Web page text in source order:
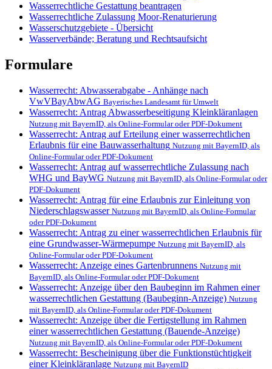
Wasserrechtliche Gestattung beantragen
Wasserrechtliche Zulassung Moor-Renaturierung
Wasserschutzgebiete - Übersicht
Wasserverbände; Beratung und Rechtsaufsicht
Formulare
Wasserrecht: Abwasserabgabe - Anhänge nach
VwVBayAbwAG Bayerisches Landesamt für Umwelt
Wasserrecht: Antrag Abwasserbeseitigung Kleinkläranlagen
Nutzung mit BayernID, als Online-Formular oder PDF-Dokument
Wasserrecht: Antrag auf Erteilung einer wasserrechtlichen
Erlaubnis für eine Bauwasserhaltung Nutzung mit BayernID, als
Online-Formular oder PDF-Dokument
Wasserrecht: Antrag auf wasserrechtliche Zulassung nach
WHG und BayWG Nutzung mit BayernID, als Online-Formular oder
PDF-Dokument
Wasserrecht: Antrag für eine Erlaubnis zur Einleitung von
Niederschlagswasser Nutzung mit BayernID, als Online-Formular
oder PDF-Dokument
Wasserrecht: Antrag zu einer wasserrechtlichen Erlaubnis für
eine Grundwasser-Wärmepumpe Nutzung mit BayernID, als
Online-Formular oder PDF-Dokument
Wasserrecht: Anzeige eines Gartenbrunnens Nutzung mit
BayernID, als Online-Formular oder PDF-Dokument
Wasserrecht: Anzeige über den Baubeginn im Rahmen einer
wasserrechtlichen Gestattung (Baubeginn-Anzeige) Nutzung
mit BayernID, als Online-Formular oder PDF-Dokument
Wasserrecht: Anzeige über die Fertigstellung im Rahmen
einer wasserrechtlichen Gestattung (Bauende-Anzeige)
Nutzung mit BayernID, als Online-Formular oder PDF-Dokument
Wasserrecht: Bescheinigung über die Funktionstüchtigkeit
einer Kleinkläranlage Nutzung mit BayernID